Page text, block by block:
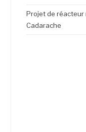
Projet de réacteur
Cadarache